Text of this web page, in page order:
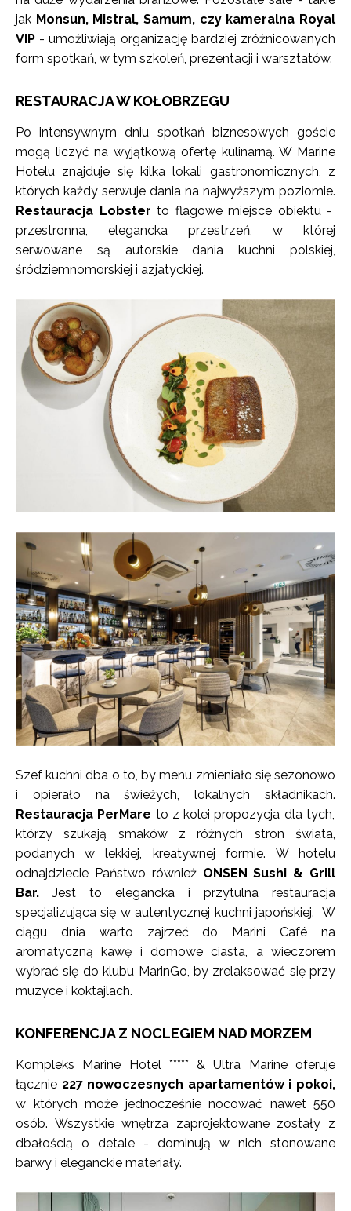
jak Monsun, Mistral, Samum, czy kameralna Royal
VIP - umożliwiają organizację bardziej zróżnicowanych
form spotkań, w tym szkoleń, prezentacji i warsztatów.
RESTAURACJA W KOŁOBRZEGU
Po intensywnym dniu spotkań biznesowych goście
mogą liczyć na wyjątkową ofertę kulinarną. W Marine
Hotelu znajduje się kilka lokali gastronomicznych, z
których każdy serwuje dania na najwyższym poziomie.
Restauracja Lobster to flagowe miejsce obiektu -
przestronna, elegancka przestrzeń, w której
serwowane są autorskie dania kuchni polskiej,
śródziemnomorskiej i azjatyckiej.
Szef kuchni dba o to, by menu zmieniało się sezonowo
i opierało na świeżych, lokalnych składnikach.
Restauracja PerMare to z kolei propozycja dla tych,
którzy szukają smaków z różnych stron świata,
podanych w lekkiej, kreatywnej formie. W hotelu
odnajdziecie Państwo również ONSEN Sushi & Grill
Bar. Jest to elegancka i przytulna restauracja
specjalizująca się w autentycznej kuchni japońskiej. W
ciągu dnia warto zajrzeć do Marini Café na
aromatyczną kawę i domowe ciasta, a wieczorem
wybrać się do klubu MarinGo, by zrelaksować się przy
muzyce i koktajlach.
KONFERENCJA Z NOCLEGIEM NAD MORZEM
Kompleks Marine Hotel ***** & Ultra Marine oferuje
łącznie 227 nowoczesnych apartamentów i pokoi,
w których może jednocześnie nocować nawet 550
osób. Wszystkie wnętrza zaprojektowane zostały z
dbałością o detale - dominują w nich stonowane
barwy i eleganckie materiały.